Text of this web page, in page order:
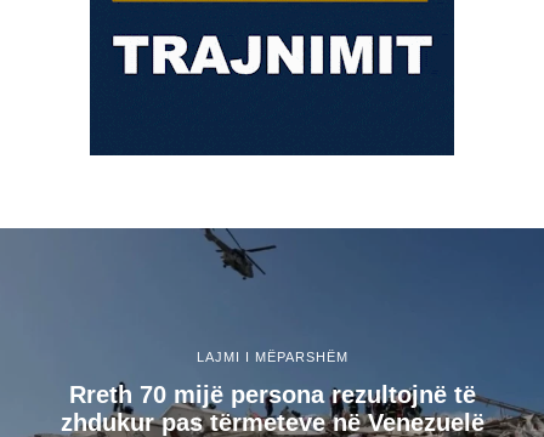
LAJMI I MËPARSHËM
Rreth 70 mijë persona rezultojnë të
zhdukur pas tërmeteve në Venezuelë